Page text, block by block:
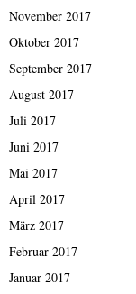
November 2017
Oktober 2017
September 2017
August 2017
Juli 2017
Juni 2017
Mai 2017
April 2017
März 2017
Februar 2017
Januar 2017